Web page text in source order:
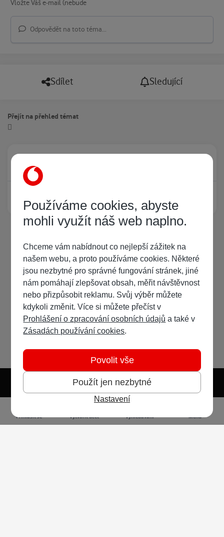
Odpovědět na toto téma...
Sdílet Sledující
Přejít na přehled témat
Žádný registrovaný uživatel si neprohlíží tuto stránku
Světlý režim Předvolba systému
Přihlásit se Vytvořit účet Vyhledávání Menu
Používáme cookies, abyste
mohli využít náš web naplno.
Chceme vám nabídnout co nejlepší zážitek na
našem webu, a proto používáme cookies. Některé
jsou nezbytné pro správné fungování stránek, jiné
nám pomáhají zlepšovat obsah, měřit návštěvnost
nebo přizpůsobit reklamu. Svůj výběr můžete
kdykoli změnit. Více si můžete přečíst v
Prohlášení o zpracování osobních údajů a také v
Zásadách používání cookies.
Použít jen nezbytné
Povolit vše
Nastavení